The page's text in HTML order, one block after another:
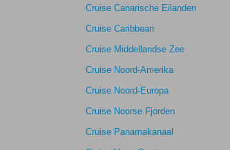
Cruise Canarische Eilanden
Cruise Caribbean
Cruise Middellandse Zee
Cruise Noord-Amerika
Cruise Noord-Europa
Cruise Noorse Fjorden
Cruise Panamakanaal